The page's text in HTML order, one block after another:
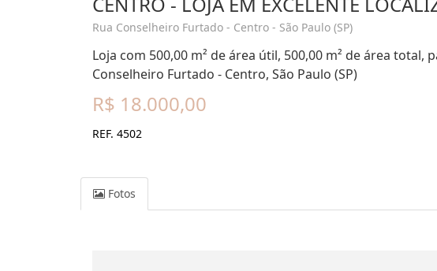
Rua Conselheiro Furtado - Centro - São Paulo (SP)
Loja com 500,00 m² de área útil, 500,00 m² de área total,
Conselheiro Furtado - Centro, São Paulo (SP)
R$ 18.000,00
REF. 4502
Fotos